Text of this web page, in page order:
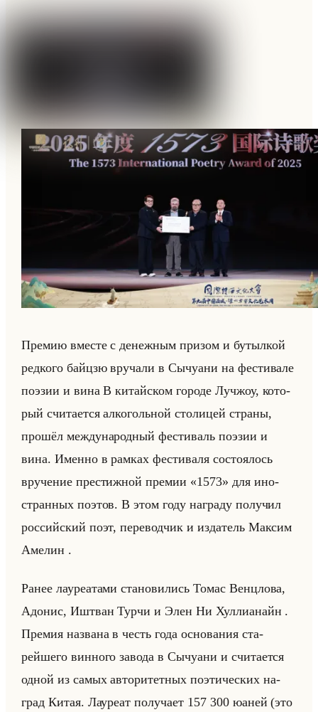
Пре­мию вме­сте с де­неж­ным при­зом и бу­тыл­кой
ред­ко­го байц­зю вру­ча­ли в Сы­чу­ани на фе­сти­ва­ле
по­эзии и вина В ки­тайском го­ро­де Лучжоу, ко­то­
рый счи­та­ет­ся ал­ко­гольной сто­ли­цей стра­ны,
про­шёл меж­ду­на­род­ный фе­сти­валь по­эзии и
вина. Имен­но в рам­ках фе­сти­ва­ля со­сто­ялось
вру­че­ние пре­стиж­ной пре­мии «1573» для ино­
стран­ных по­этов. В этом году на­гра­ду по­лу­чил
рос­сийский поэт, пе­ре­вод­чик и из­да­тель Мак­сим
Аме­лин .
Ранее ла­уре­ата­ми ста­но­ви­лись Томас Венц­ло­ва,
Адо­нис, Иштван Турчи и Элен Ни Хул­ли­анайн .
Пре­мия на­зва­на в честь года ос­но­ва­ния ста­
рейше­го вин­но­го за­во­да в Сы­чу­ани и счи­та­ет­ся
одной из самых ав­то­ри­тет­ных по­эти­че­ских на­
град Китая. Ла­уре­ат по­лу­ча­ет 157 300 юаней (это